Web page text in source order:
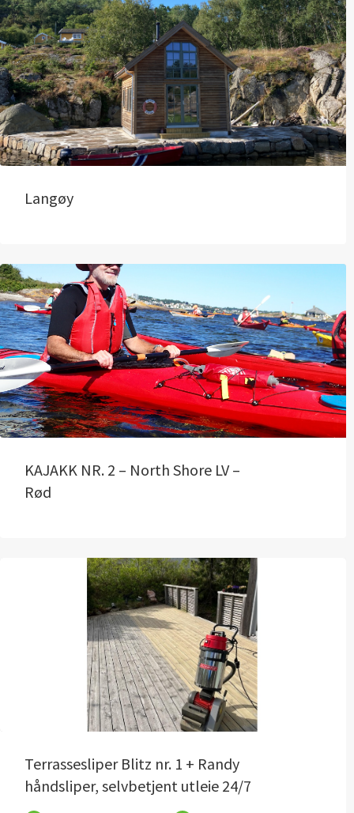
Langøy
KAJAKK NR. 2 – North Shore LV –
Rød
Terrassesliper Blitz nr. 1 + Randy
håndsliper, selvbetjent utleie 24/7